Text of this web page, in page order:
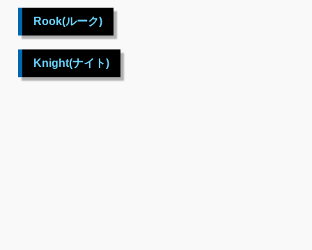
Rook(ルーク)
Knight(ナイト)